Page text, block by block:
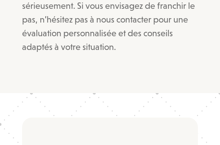
sérieusement. Si vous envisagez de franchir le
pas, n’hésitez pas à nous contacter pour une
évaluation personnalisée et des conseils
adaptés à votre situation.